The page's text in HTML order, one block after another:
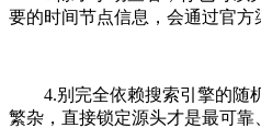
要的时间节点信息，会通过官方
4.别完全依赖搜索引擎的随
繁杂，直接锁定源头才是最可靠